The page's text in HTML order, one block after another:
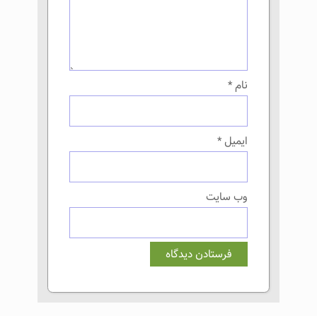
نام*
ایمیل *
وب‌ سایت